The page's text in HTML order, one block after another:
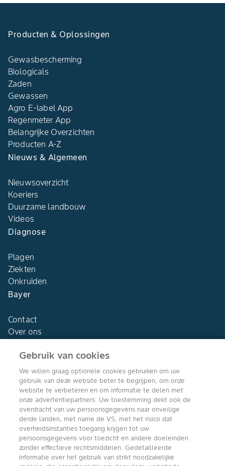
Producten & Oplossingen
Gewasbescherming
Biologicals
Zaden
Gewassen
Agro E-label App
Regenmeter App
Belangrijke Overzichten
Producten A-Z
Nieuws & Algemeen
Nieuwsoverzicht
Koeriers
Duurzame landbouw
Videos
Diagnose
Plagen
Ziekten
Onkruiden
Bayer
Contact
Over ons
Agro Bayer
Nederland
Volg ons
Gebruik van cookies
We willen graag optionele cookies gebruiken om uw
gebruik van deze website beter te begrijpen, om onze
website te verbeteren en om informatie te delen met
onze advertentiepartners. Uw toestemming dekt ook de
overdracht van uw persoonsgegevens naar onveilige
derde landen, met name de VS, met het risico dat
overheidsinstanties toegang krijgen tot uw
persoonsgegevens voor toezicht en andere doeleinden
zonder effectieve rechtsmiddelen. Gedetailleerde
informatie over het gebruik van strikt noodzakelijke